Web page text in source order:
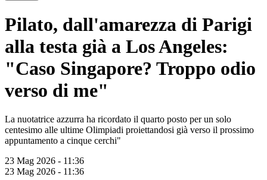
Pilato, dall'amarezza di Parigi
alla testa già a Los Angeles:
"Caso Singapore? Troppo odio
verso di me"
La nuotatrice azzurra ha ricordato il quarto posto per un solo
centesimo alle ultime Olimpiadi proiettandosi già verso il prossimo
appuntamento a cinque cerchi"
23 Mag 2026 - 11:36
23 Mag 2026 - 11:36